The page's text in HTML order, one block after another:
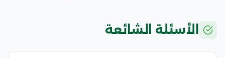
الأسئلة الشائعة